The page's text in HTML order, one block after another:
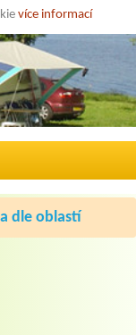
více informací
dle oblastí